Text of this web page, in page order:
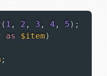
( 1 , 2 , 3 , 4 , 5 ) ;
as $item )
;